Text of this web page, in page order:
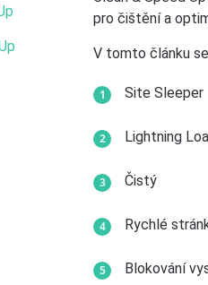
pro čištění a
V tomto článku
Site Sleeper
Lightning
Čistý
Rychlé
Blokování